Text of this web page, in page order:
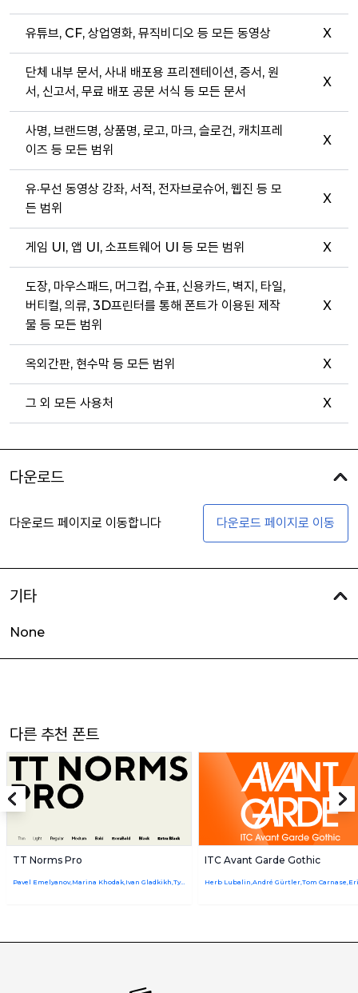
유튜브, CF, 상업영화, 뮤직비디오 등 모든 동영상 X
단체 내부 문서, 사내 배포용 프리젠테이션, 증서, 원
서, 신고서, 무료 배포 공문 서식 등 모든 문서
X
사명, 브랜드명, 상품명, 로고, 마크, 슬로건, 캐치프레
이즈 등 모든 범위
X
유·무선 동영상 강좌, 서적, 전자브로슈어, 웹진 등 모
든 범위
X
게임 UI, 앱 UI, 소프트웨어 UI 등 모든 범위 X
도장, 마우스패드, 머그컵, 수표, 신용카드, 벽지, 타일,
버티컬, 의류, 3D프린터를 통해 폰트가 이용된 제작
물 등 모든 범위
X
옥외간판, 현수막 등 모든 범위 X
그 외 모든 사용처 X
다운로드
다운로드 페이지로 이동합니다 다운로드 페이지로 이동
기타
None
다른 추천 폰트
TT Norms Pro
Pavel Emelyanov,Marina Khodak,Ivan Gladkikh,TypeType Team
ITC Avant Garde Gothic